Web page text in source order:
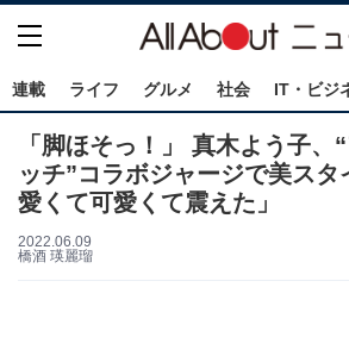
連載 ライフ グルメ 社会 IT・ビジ
「脚ほそっ！」 真木よう子、
ッチ”コラボジャージで美ス
愛くて可愛くて震えた」
2022.06.09
橋酒 瑛麗瑠